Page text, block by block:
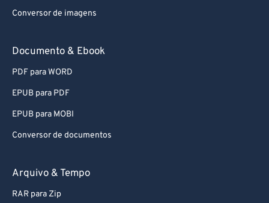
Conversor de imagens
Documento & Ebook
PDF para WORD
EPUB para PDF
EPUB para MOBI
Conversor de documentos
Arquivo & Tempo
RAR para Zip